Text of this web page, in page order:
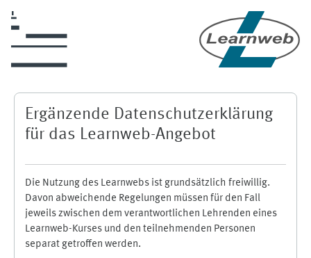
Ergänzende Datenschutzerklärung
für das Learnweb-Angebot
Die Nutzung des Learnwebs ist grundsätzlich freiwillig.
Davon abweichende Regelungen müssen für den Fall
jeweils zwischen dem verantwortlichen Lehrenden eines
Learnweb-Kurses und den teilnehmenden Personen
separat getroffen werden.